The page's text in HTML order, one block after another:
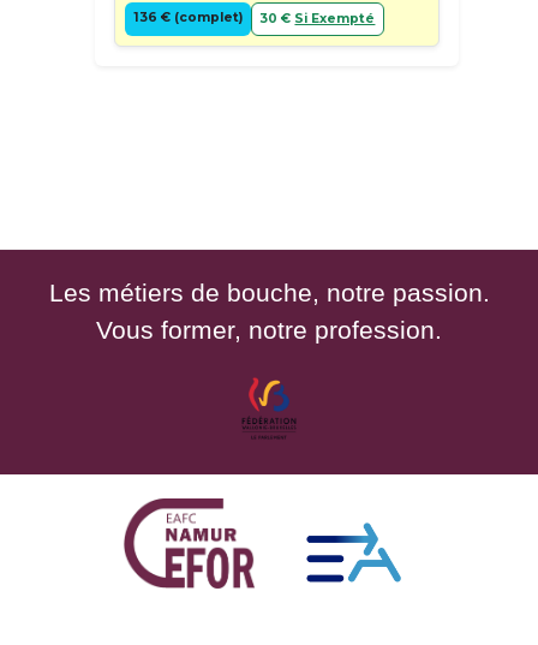
136 € (complet) 30 € Si Exempté
Les métiers de bouche, notre passion.
Vous former, notre profession.